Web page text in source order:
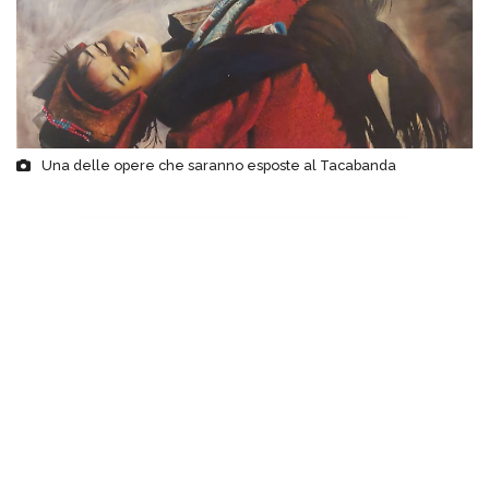
Una delle opere che saranno esposte al Tacabanda